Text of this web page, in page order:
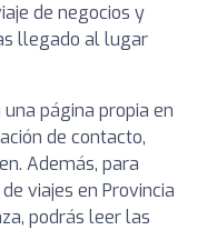
de negocios y
llegado al lugar
página propia en
de contacto,
Además, para
viajes en Provincia
podrás leer las